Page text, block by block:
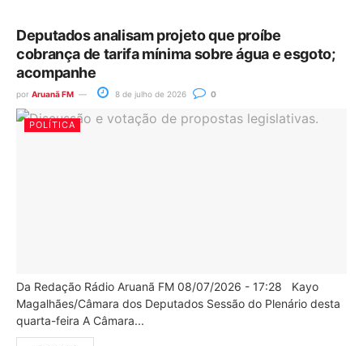
Deputados analisam projeto que proíbe
cobrança de tarifa mínima sobre água e esgoto;
acompanhe
por Aruanã FM 8 de julho de 2026 0
POLÍTICA
Da Redação Rádio Aruanã FM 08/07/2026 - 17:28 Kayo
Magalhães/Câmara dos Deputados Sessão do Plenário desta
quarta-feira A Câmara...